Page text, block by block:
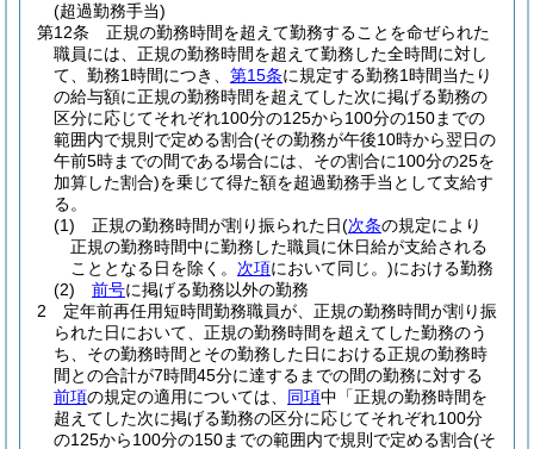
(超過勤務手当)
第12条
正規の勤務時間を超えて勤務することを命ぜられた
職員には、正規の勤務時間を超えて勤務した全時間に対し
て、勤務1時間につき、 第15条に規定する勤務1時間当たり
の給与額に正規の勤務時間を超えてした次に掲げる勤務の
区分に応じてそれぞれ100分の125から100分の150までの
範囲内で規則で定める割合(その勤務が午後10時から翌日の
午前5時までの間である場合には、その割合に100分の25を
加算した割合)を乗じて得た額を超過勤務手当として支給す
る。
(1)
正規の勤務時間が割り振られた日(次条の規定により
正規の勤務時間中に勤務した職員に休日給が支給される
こととなる日を除く。 次項において同じ。)における勤務
(2)
前号に掲げる勤務以外の勤務
2
定年前再任用短時間勤務職員が、正規の勤務時間が割り振
られた日において、正規の勤務時間を超えてした勤務のう
ち、その勤務時間とその勤務した日における正規の勤務時
間との合計が7時間45分に達するまでの間の勤務に対する
前項の規定の適用については、 同項中「正規の勤務時間を
超えてした次に掲げる勤務の区分に応じてそれぞれ100分
の125から100分の150までの範囲内で規則で定める割合(そ